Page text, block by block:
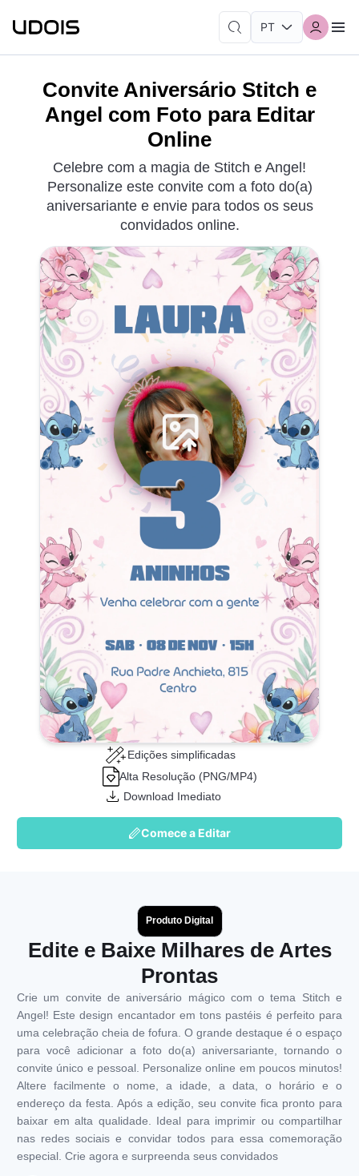
Convite Aniversário Stitch e
Angel com Foto para Editar
Online
Celebre com a magia de Stitch e Angel!
Personalize este convite com a foto do(a)
aniversariante e envie para todos os seus
convidados online.
Edições simplificadas
Alta Resolução (PNG/MP4)
Download Imediato
Comece a Editar
Produto Digital
Edite e Baixe Milhares de Artes
Prontas
Crie um convite de aniversário mágico com o tema Stitch e
Angel! Este design encantador em tons pastéis é perfeito para
uma celebração cheia de fofura. O grande destaque é o espaço
para você adicionar a foto do(a) aniversariante, tornando o
convite único e pessoal. Personalize online em poucos minutos!
Altere facilmente o nome, a idade, a data, o horário e o
endereço da festa. Após a edição, seu convite fica pronto para
baixar em alta qualidade. Ideal para imprimir ou compartilhar
nas redes sociais e convidar todos para essa comemoração
especial. Crie agora e surpreenda seus convidados